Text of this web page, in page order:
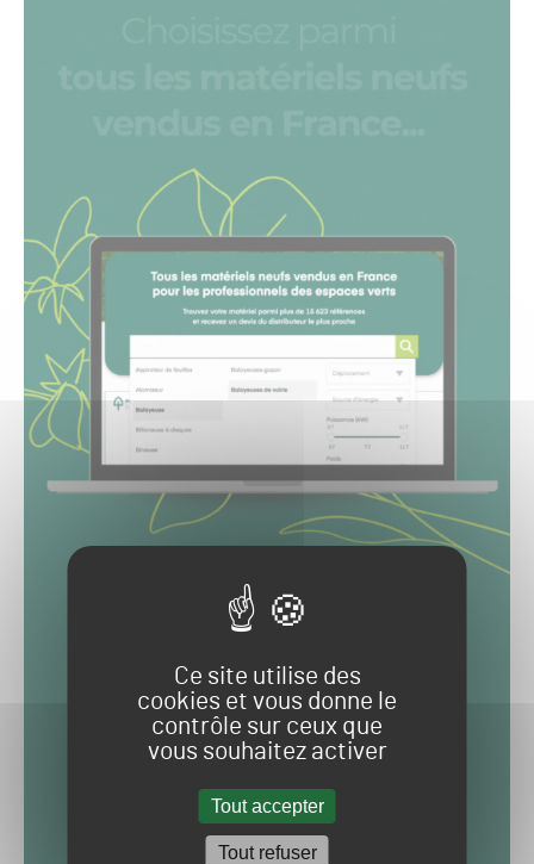
Ce site utilise des
cookies et vous donne le
contrôle sur ceux que
vous souhaitez activer
Tout accepter
Tout refuser